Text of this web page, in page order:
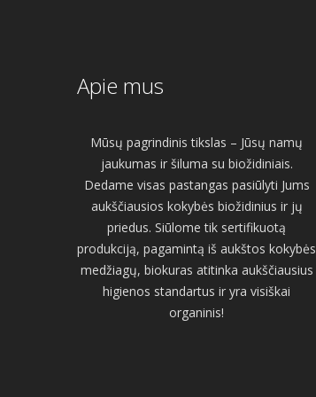
Apie mus
Mūsų pagrindinis tikslas – Jūsų namų
jaukumas ir šiluma su biožidiniais.
Dedame visas pastangas pasiūlyti Jums
aukščiausios kokybės biožidinius ir jų
priedus. Siūlome tik sertifikuotą
produkciją, pagamintą iš aukštos kokybės
medžiagų, biokuras atitinka aukščiausius
higienos standartus ir yra visiškai
organinis!